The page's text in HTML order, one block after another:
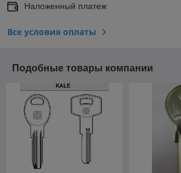
Наложенный платеж
Все условия оплаты
Подобные товары компании